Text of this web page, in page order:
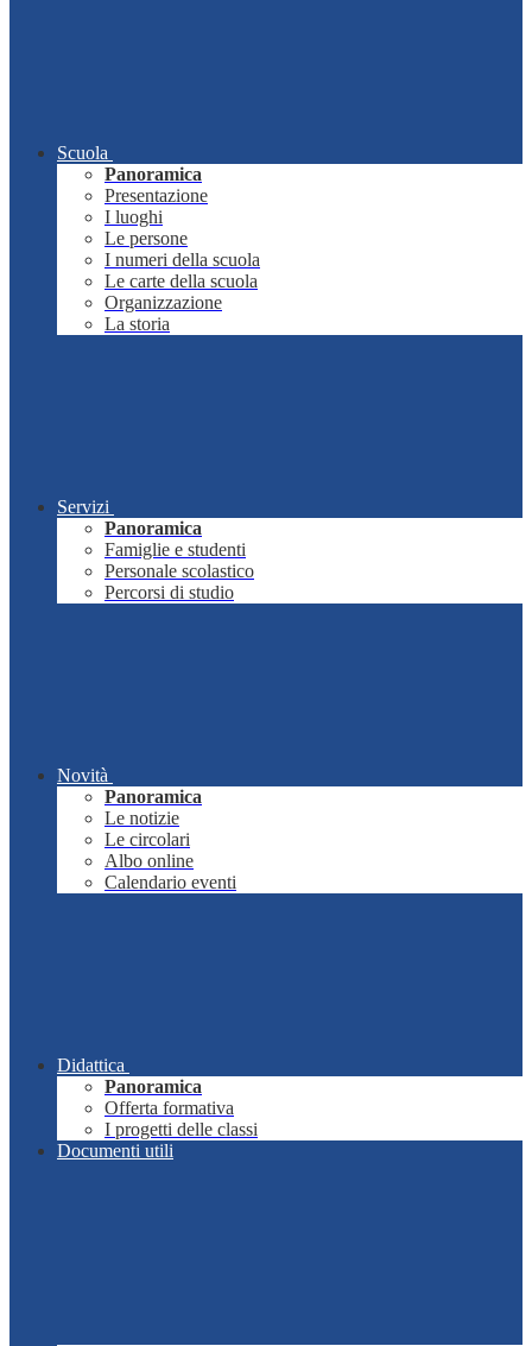
Scuola
Panoramica
Presentazione
I luoghi
Le persone
I numeri della scuola
Le carte della scuola
Organizzazione
La storia
Servizi
Panoramica
Famiglie e studenti
Personale scolastico
Percorsi di studio
Novità
Panoramica
Le notizie
Le circolari
Albo online
Calendario eventi
Didattica
Panoramica
Offerta formativa
I progetti delle classi
Documenti utili